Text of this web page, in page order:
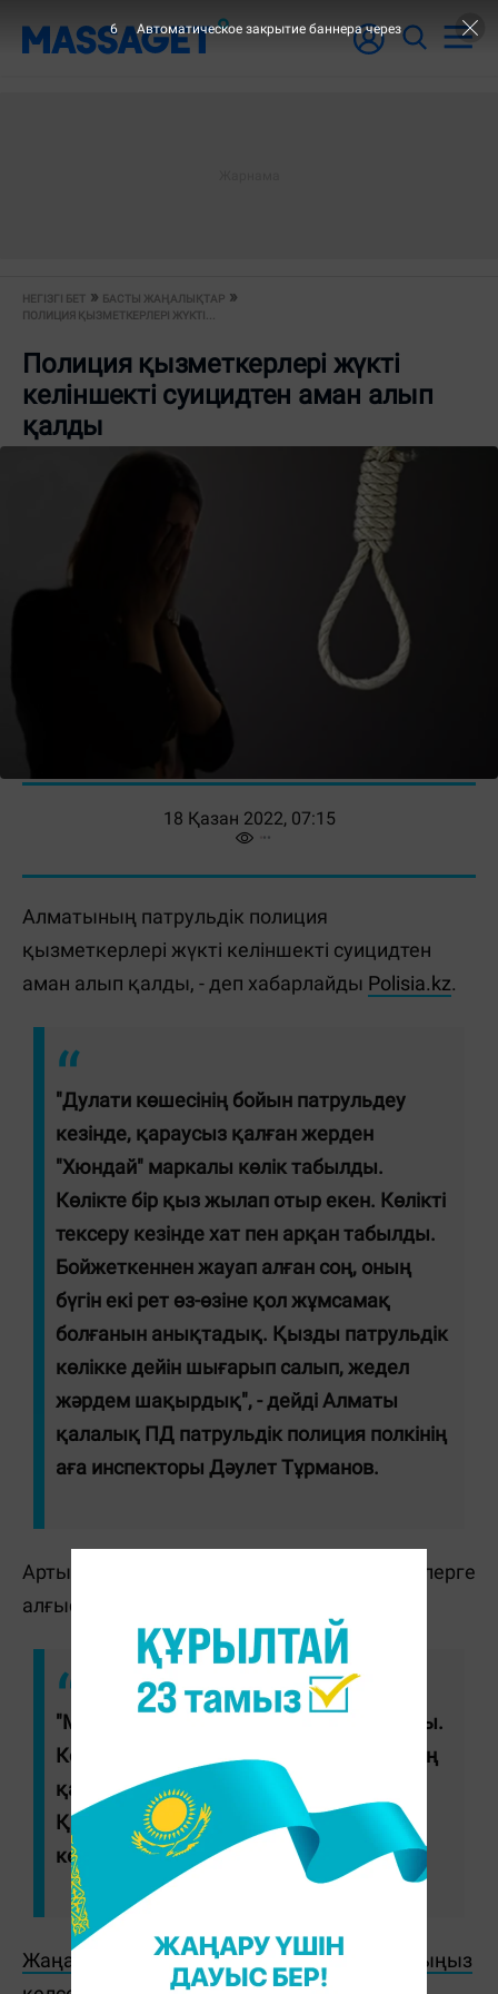
НЕГІЗГІ БЕТ
БАСТЫ ЖАҢАЛЫҚТАР
ПОЛИЦИЯ ҚЫЗМЕТКЕРЛЕРІ ЖҮКТІ...
Полиция қызметкерлері жүкті
келіншекті суицидтен аман алып
қалды
18 Қазан 2022, 07:15
Алматының патрульдік полиция
қызметкерлері жүкті келіншекті суицидтен
аман алып қалды, - деп хабарлайды Рolisia.kz.
"Дулати көшесінің бойын патрульдеу
кезінде, қараусыз қалған жерден
"Хюндай" маркалы көлік табылды.
Көлікте бір қыз жылап отыр екен. Көлікті
тексеру кезінде хат пен арқан табылды.
Бойжеткеннен жауап алған соң, оның
бүгін екі рет өз-өзіне қол жұмсамақ
болғанын анықтадық. Қызды патрульдік
көлікке дейін шығарып салып, жедел
жәрдем шақырдық", - дейді Алматы
қалалық ПД патрульдік полиция полкінің
аға инспекторы Дәулет Тұрманов.
Артынша келіншек өз-өзіне келіп, полицейлерге
алғыс білдірді.
"Мені полиция қызметкерлері құтқарды.
Көп рақмет. Осы уақыт бойы олар менің
қауіпсіздігім үшін қасымнан шықпады.
Қазір мен қатемді түсіндім", - деді
келіншек.
Жаңалықтарды бәрінен бұрын біліп отырғыңыз
6 Автоматическое закрытие баннера через